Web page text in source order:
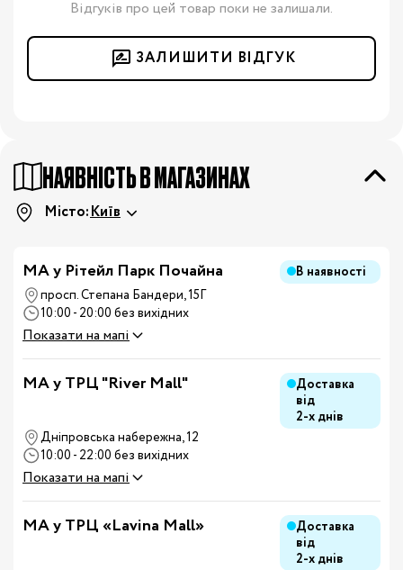
Відгуків про цей товар поки не залишали.
ЗАЛИШИТИ ВІДГУК
НАЯВНІСТЬ В МАГАЗИНАХ
Місто:Київ
МА у Рітейл Парк Почайна
В наявності
просп. Степана Бандери, 15Г
10:00 - 20:00 без вихідних
Показати на мапі
MA у ТРЦ "River Mall"
Доставка
від
2-х днів
Дніпровська набережна, 12
10:00 - 22:00 без вихідних
Показати на мапі
MA у ТРЦ «Lavina Mall»
Доставка
від
2-х днів